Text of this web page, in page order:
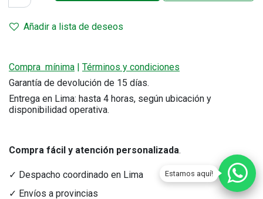
Estamos aquí!
Añadir a lista de deseos
Compra mínima | Términos y condiciones
Garantía de devolución de 15 días.
Entrega en Lima: hasta 4 horas, según ubicación y
disponibilidad operativa.
Compra fácil y atención personalizada.
✓ Despacho coordinado en Lima
✓ Envíos a provincias